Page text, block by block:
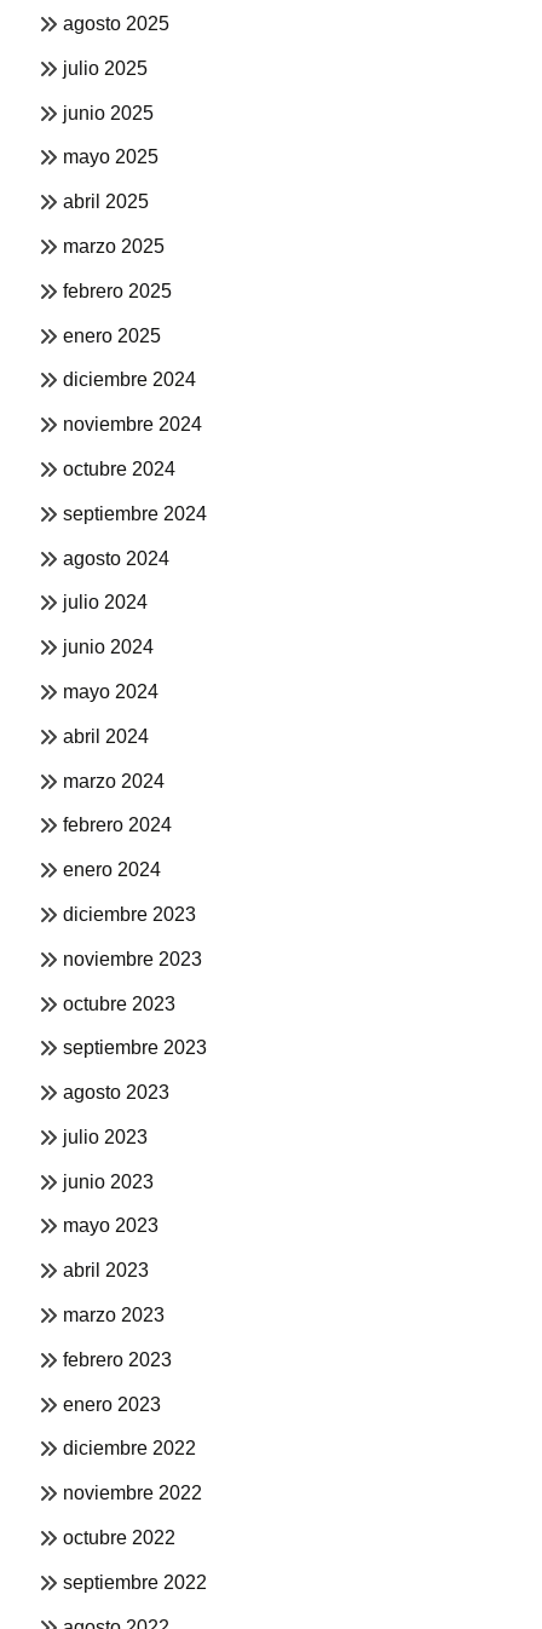
agosto 2025
julio 2025
junio 2025
mayo 2025
abril 2025
marzo 2025
febrero 2025
enero 2025
diciembre 2024
noviembre 2024
octubre 2024
septiembre 2024
agosto 2024
julio 2024
junio 2024
mayo 2024
abril 2024
marzo 2024
febrero 2024
enero 2024
diciembre 2023
noviembre 2023
octubre 2023
septiembre 2023
agosto 2023
julio 2023
junio 2023
mayo 2023
abril 2023
marzo 2023
febrero 2023
enero 2023
diciembre 2022
noviembre 2022
octubre 2022
septiembre 2022